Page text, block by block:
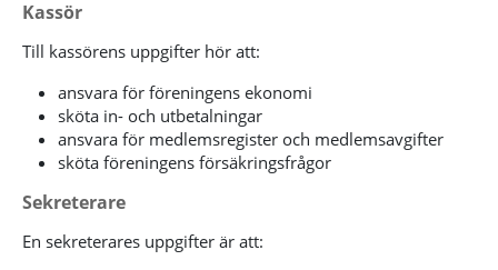
Kassör
Till kassörens uppgifter hör att:
ansvara för föreningens ekonomi
sköta in- och utbetalningar
ansvara för medlemsregister och medlemsavgifter
sköta föreningens försäkringsfrågor
Sekreterare
En sekreterares uppgifter är att: